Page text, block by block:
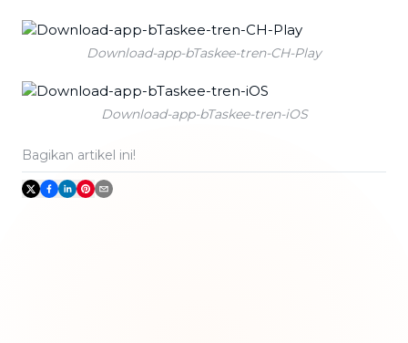
Download-app-bTaskee-tren-CH-Play
Download-app-bTaskee-tren-iOS
Bagikan artikel ini!